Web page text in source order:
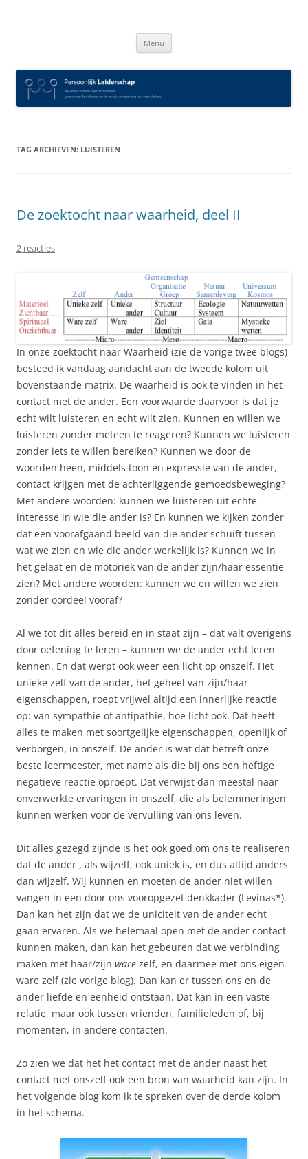
Menu
TAG ARCHIEVEN: LUISTEREN
De zoektocht naar waarheid, deel II
2 reacties
In onze zoektocht naar Waarheid (zie de vorige twee blogs)
besteed ik vandaag aandacht aan de tweede kolom uit
bovenstaande matrix. De waarheid is ook te vinden in het
contact met de ander. Een voorwaarde daarvoor is dat je
echt wilt luisteren en echt wilt zien. Kunnen en willen we
luisteren zonder meteen te reageren? Kunnen we luisteren
zonder iets te willen bereiken? Kunnen we door de
woorden heen, middels toon en expressie van de ander,
contact krijgen met de achterliggende gemoedsbeweging?
Met andere woorden: kunnen we luisteren uit echte
interesse in wie die ander is? En kunnen we kijken zonder
dat een voorafgaand beeld van die ander schuift tussen
wat we zien en wie die ander werkelijk is? Kunnen we in
het gelaat en de motoriek van de ander zijn/haar essentie
zien? Met andere woorden: kunnen we en willen we zien
zonder oordeel vooraf?
Al we tot dit alles bereid en in staat zijn – dat valt overigens
door oefening te leren – kunnen we de ander echt leren
kennen. En dat werpt ook weer een licht op onszelf. Het
unieke zelf van de ander, het geheel van zijn/haar
eigenschappen, roept vrijwel altijd een innerlijke reactie
op: van sympathie of antipathie, hoe licht ook. Dat heeft
alles te maken met soortgelijke eigenschappen, openlijk of
verborgen, in onszelf. De ander is wat dat betreft onze
beste leermeester, met name als die bij ons een heftige
negatieve reactie oproept. Dat verwijst dan meestal naar
onverwerkte ervaringen in onszelf, die als belemmeringen
kunnen werken voor de vervulling van ons leven.
Dit alles gezegd zijnde is het ook goed om ons te realiseren
dat de ander , als wijzelf, ook uniek is, en dus altijd anders
dan wijzelf. Wij kunnen en moeten de ander niet willen
vangen in een door ons vooropgezet denkkader (Levinas*).
Dan kan het zijn dat we de uniciteit van de ander echt
gaan ervaren. Als we helemaal open met de ander contact
kunnen maken, dan kan het gebeuren dat we verbinding
maken met haar/zijn ware zelf, en daarmee met ons eigen
ware zelf (zie vorige blog). Dan kan er tussen ons en de
ander liefde en eenheid ontstaan. Dat kan in een vaste
relatie, maar ook tussen vrienden, familieleden of, bij
momenten, in andere contacten.
Zo zien we dat het het contact met de ander naast het
contact met onszelf ook een bron van waarheid kan zijn. In
het volgende blog kom ik te spreken over de derde kolom
in het schema.